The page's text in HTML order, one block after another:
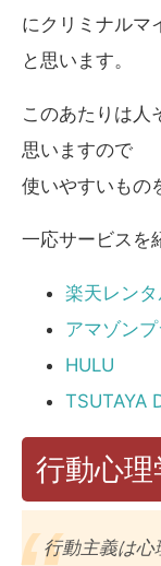
にクリミナルマ
と思います。
このあたりは人
思いますので
使いやすいもの
一応サービスを
楽天レン
アマゾン
HULU
TSUTAYA
行動心
行動主義は心